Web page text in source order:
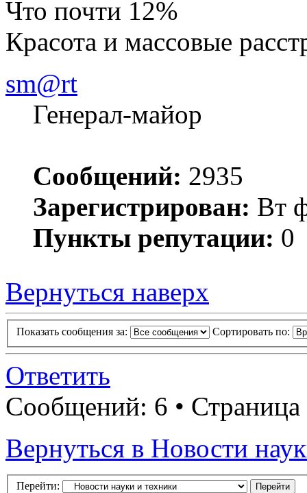
Что почти 12%
Красота и массовые
sm@rt
Генерал-майор
Сообщений: 2935
Зарегистрирован: Вт
Пункты репутации: 0
Вернуться наверх
Показать сообщения за: Сортировать по:
Ответить
Сообщений: 6 • Страница
Вернуться в Новости
Перейти: